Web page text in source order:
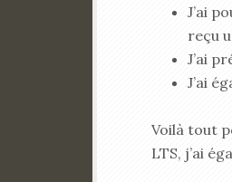
J’ai
reçu
J’ai
J’ai
Voilà tout
LTS, j’ai